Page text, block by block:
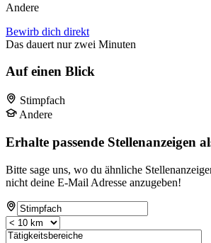
Andere
Bewirb dich direkt
Das dauert nur zwei Minuten
Auf einen Blick
Stimpfach
Andere
Erhalte passende Stellenanzeigen
Bitte sage uns, wo du ähnliche
nicht deine E-Mail Adresse anzugeben!